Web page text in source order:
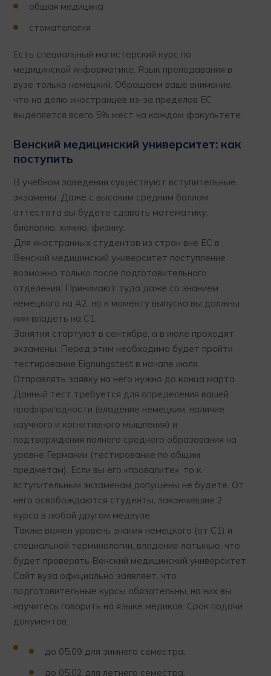
общая медицина
стоматология
Есть специальный магистерский курс по
медицинской информатике. Язык преподавания в
вузе только немецкий. Обращаем ваше внимание,
что на долю иностранцев из-за пределов ЕС
выделяется всего 5% мест на каждом факультете.
Венский медицинский университет: как
поступить
В учебном заведении существуют вступительные
экзамены. Даже с высоким средним баллом
аттестата вы будете сдавать математику,
биологию, химию, физику.
Для иностранных студентов из стран вне ЕС в
Венский медицинский университет поступление
возможно только после подготовительного
отделения. Принимают туда даже со знанием
немецкого на А2, но к моменту выпуска вы должны
ним владеть на С1.
Занятия стартуют в сентябре, а в июле проходят
экзамены. Перед этим необходимо будет пройти
тестирование Eignungstest в начале июля.
Отправлять заявку на него нужно до конца марта.
Данный тест требуется для определения вашей
профпригодности (владение немецким, наличие
научного и когнитивного мышления) и
подтверждения полного среднего образования на
уровне Германии (тестирование по общим
предметам). Если вы его «провалите», то к
вступительным экзаменам допущены не будете. От
него освобождаются студенты, закончившие 2
курса в любой другом медвузе.
Также важен уровень знания немецкого (от С1) и
специальной терминологии, владение латынью, что
будет проверять Венский медицинский университет.
Сайт вуза официально заявляет, что
подготовительные курсы обязательны, на них вы
научитесь говорить на языке медиков. Срок подачи
документов:
до 05.09 для зимнего семестра;
до 05.02 для летнего семестра.